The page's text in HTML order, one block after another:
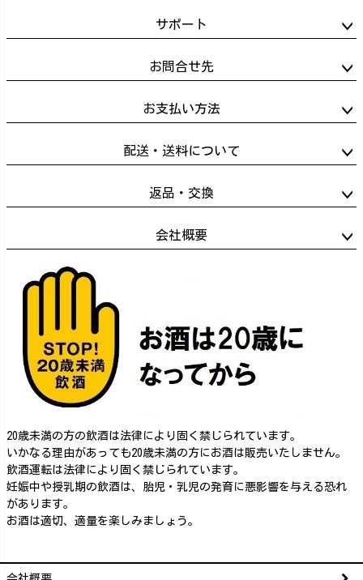
サポート
お問合せ先
お支払い方法
配送・送料について
返品・交換
会社概要
20歳未満の方の飲酒は法律により固く禁じられています。
いかなる理由があっても20歳未満の方にお酒は販売いたしません。
飲酒運転は法律により固く禁じられています。
妊娠中や授乳期の飲酒は、胎児・乳児の発育に悪影響を与える恐れ
があります。
お酒は適切、適量を楽しみましょう。